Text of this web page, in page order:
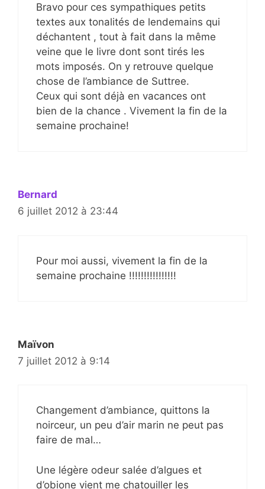
Bravo pour ces sympathiques petits
textes aux tonalités de lendemains qui
déchantent , tout à fait dans la même
veine que le livre dont sont tirés les
mots imposés. On y retrouve quelque
chose de l’ambiance de Suttree.
Ceux qui sont déjà en vacances ont
bien de la chance . Vivement la fin de la
semaine prochaine!
Bernard
6 juillet 2012 à 23:44
Pour moi aussi, vivement la fin de la
semaine prochaine !!!!!!!!!!!!!!!!
Maïvon
7 juillet 2012 à 9:14
Changement d’ambiance, quittons la
noirceur, un peu d’air marin ne peut pas
faire de mal…
Une légère odeur salée d’algues et
d’obione vient me chatouiller les